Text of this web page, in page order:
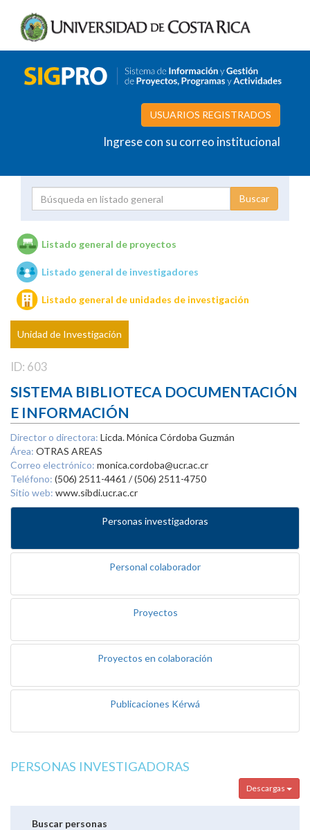
USUARIOS REGISTRADOS
Ingrese con su correo institucional
Unidades de investigación
Listado general de proyectos
Listado general de investigadores
Listado general de unidades de investigación
Unidad de Investigación
ID: 603
SISTEMA BIBLIOTECA DOCUMENTACIÓN
E INFORMACIÓN
Director o directora: Licda. Mónica Córdoba Guzmán
Área: OTRAS AREAS
Correo electrónico: monica.cordoba@ucr.ac.cr
Teléfono: (506) 2511-4461 / (506) 2511-4750
Sitio web: www.sibdi.ucr.ac.cr
Personas investigadoras
Personal colaborador
Proyectos
Proyectos en colaboración
Publicaciones Kérwá
PERSONAS INVESTIGADORAS
Descargas
Buscar personas